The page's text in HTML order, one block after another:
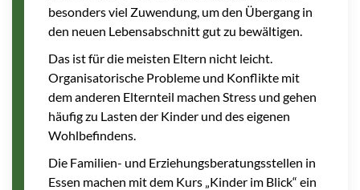
besonders viel Zuwendung, um den Übergang in
den neuen Lebensabschnitt gut zu bewältigen.
Das ist für die meisten Eltern nicht leicht.
Organisatorische Probleme und Konflikte mit
dem anderen Elternteil machen Stress und gehen
häufig zu Lasten der Kinder und des eigenen
Wohlbefindens.
Die Familien- und Erziehungsberatungsstellen in
Essen machen mit dem Kurs „Kinder im Blick“ ein